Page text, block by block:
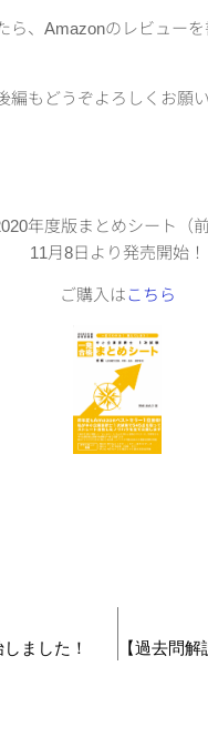
ら、Amazonのレビュー
もどうぞよろしくお願い
年度版まとめシート（前
11月8日より発売開始！
ご購入はこちら
ました！